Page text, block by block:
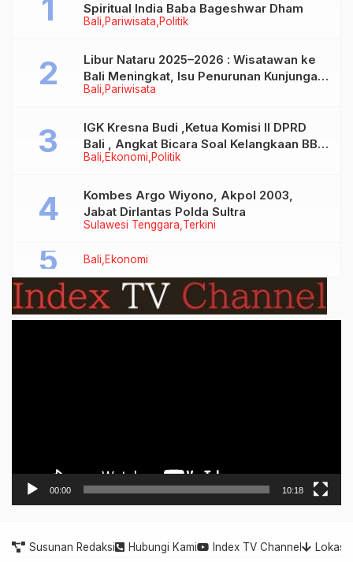
Bali Pariwisata Politik
Spiritual India Baba Bageshwar Dham
Bali Pariwisata
Libur Nataru 2025–2026 : Wisatawan ke
Bali Meningkat, Isu Penurunan Kunjungan
Tidak Benar
Bali Ekonomi Politik
IGK Kresna Budi ,Ketua Komisi II DPRD
Bali , Angkat Bicara Soal Kelangkaan BBM
Bersubsidi Jenis Solar
Sulawesi Tenggara Terkini
Kombes Argo Wiyono, Akpol 2003,
Jabat Dirlantas Polda Sultra
Bali Ekonomi
00:00 10:18
Susunan Redaksi Hubungi Kami Index TV Channel Lokasi